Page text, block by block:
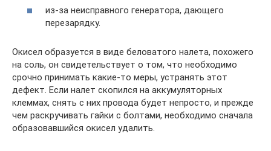
из-за неисправного генератора, дающего
перезарядку.
Окисел образуется в виде беловатого налета, похожего
на соль, он свидетельствует о том, что необходимо
срочно принимать какие-то меры, устранять этот
дефект. Если налет скопился на аккумуляторных
клеммах, снять с них провода будет непросто, и прежде
чем раскручивать гайки с болтами, необходимо сначала
образовавшийся окисел удалить.